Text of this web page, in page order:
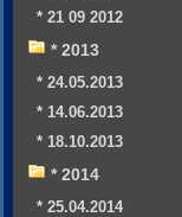
* 21 09 2012
* 2013
* 24.05.2013
* 14.06.2013
* 18.10.2013
* 2014
* 25.04.2014